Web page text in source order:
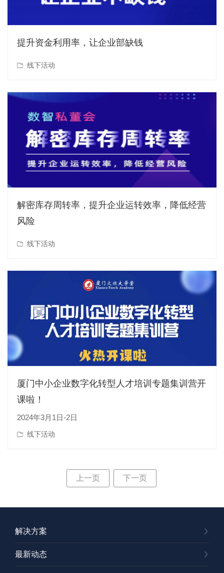
提升资金利用率，让企业部缺钱
线下活动
解密库存周转率，提升企业运转效率，降低经营
风险
线下活动
厦门中小企业数字化转型人才培训专题集训营开
课啦！
2024年3月1日-2日
线下活动
上一页 下一页
解决方案
最新动态